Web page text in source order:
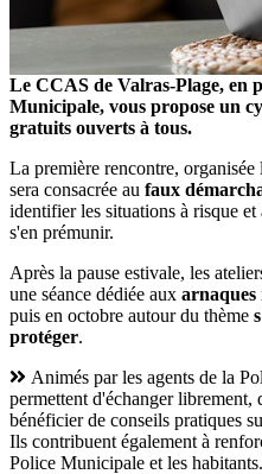
Le CCAS de Valras-Plage, en
Municipale, vous propose un
gratuits ouverts à tous.
La première rencontre, organisée
sera consacrée au faux
identifier les situations à risque
s'en prémunir.
Après la pause estivale, les
une séance dédiée aux arnaques
puis en octobre autour du thème
protéger.
Animés par les agents de la
permettent d'échanger librement,
bénéficier de conseils pratiques
Ils contribuent également à
Police Municipale et les habitants.